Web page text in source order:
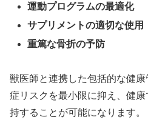
運動プログラムの最適化
サプリメントの適切な使用
重篤な骨折の予防
獣医師と連携した包括的な健
症リスクを最小限に抑え、健
持することが可能になります。